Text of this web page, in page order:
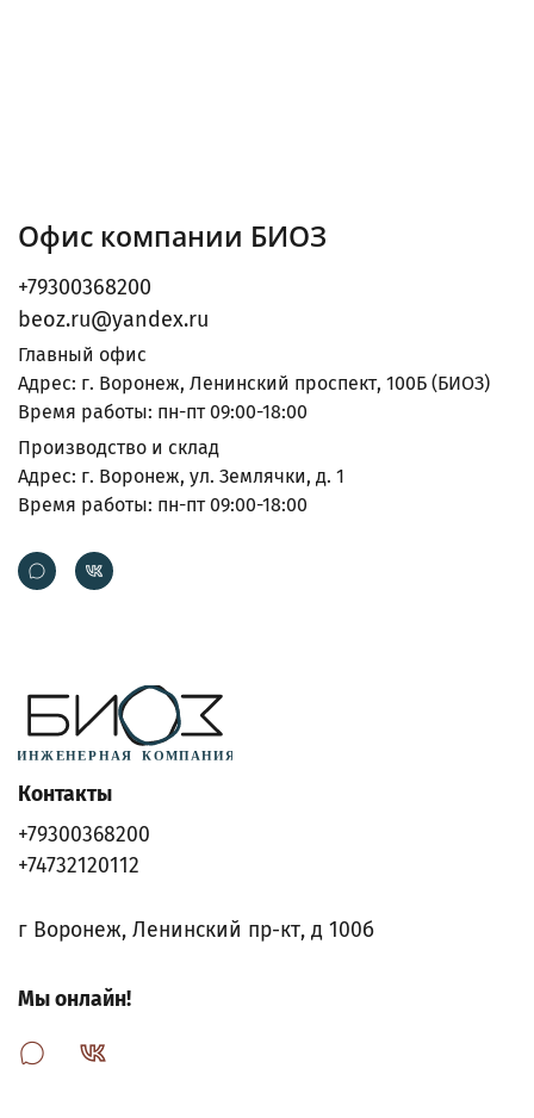
Офис компании БИОЗ
+79300368200
beoz.ru@yandex.ru
Главный офис
Адрес: г. Воронеж, Ленинский проспект, 100Б (БИОЗ)
Время работы: пн-пт 09:00-18:00
Производство и склад
Адрес: г. Воронеж, ул. Землячки, д. 1
Время работы: пн-пт 09:00-18:00
Контакты
+79300368200
+74732120112
г Воронеж, Ленинский пр-кт, д 100б
Мы онлайн!